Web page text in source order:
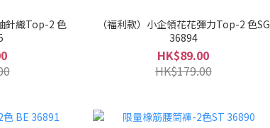
針織Top-2 色
（福利款）小企領花花彈力Top-2 色SG
36894
HK$89.00
HK$179.00